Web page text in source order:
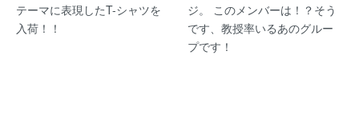
テーマに表現したT-シャツを
入荷！！
ジ。 このメンバーは！？そう
です、教授率いるあのグルー
プです！